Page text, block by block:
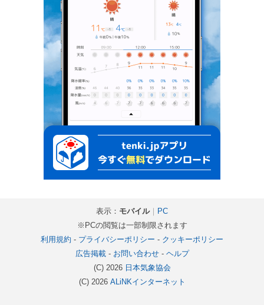
表示： モバイル｜ PC
※PCの閲覧は一部制限されます
利用規約 - プライバシーポリシー - クッキーポリシー
広告掲載- お問い合わせ- ヘルプ
(C) 2026 日本気象協会
(C) 2026 ALiNKインターネット